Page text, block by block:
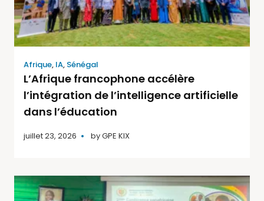
Afrique, IA, Sénégal
L’Afrique francophone accélère
l’intégration de l’intelligence artificielle
dans l’éducation
juillet 23, 2026 byGPE KIX